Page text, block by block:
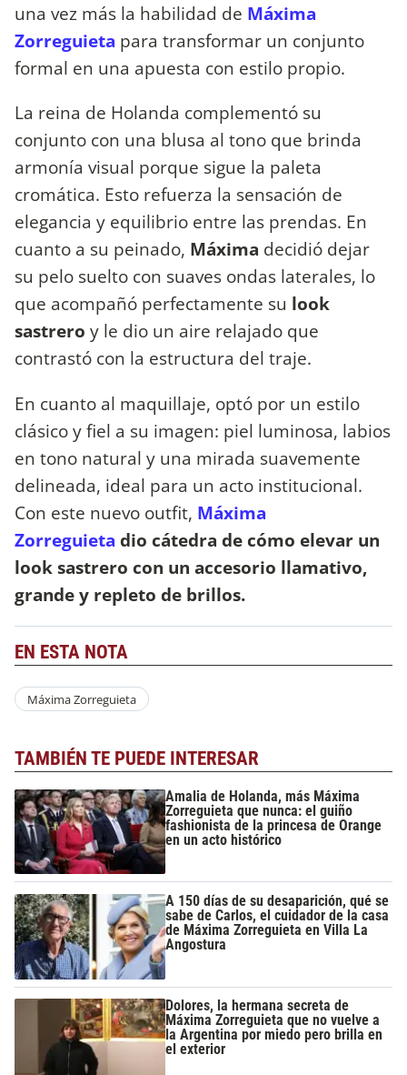
una vez más la habilidad de Máxima
Zorreguieta para transformar un conjunto
formal en una apuesta con estilo propio.
La reina de Holanda complementó su
conjunto con una blusa al tono que brinda
armonía visual porque sigue la paleta
cromática. Esto refuerza la sensación de
elegancia y equilibrio entre las prendas. En
cuanto a su peinado, Máxima decidió dejar
su pelo suelto con suaves ondas laterales, lo
que acompañó perfectamente su look
sastrero y le dio un aire relajado que
contrastó con la estructura del traje.
En cuanto al maquillaje, optó por un estilo
clásico y fiel a su imagen: piel luminosa, labios
en tono natural y una mirada suavemente
delineada, ideal para un acto institucional.
Con este nuevo outfit, Máxima
Zorreguieta dio cátedra de cómo elevar un
look sastrero con un accesorio llamativo,
grande y repleto de brillos.
EN ESTA NOTA
Máxima Zorreguieta
TAMBIÉN TE PUEDE INTERESAR
Amalia de Holanda, más Máxima
Zorreguieta que nunca: el guiño
fashionista de la princesa de Orange
en un acto histórico
A 150 días de su desaparición, qué se
sabe de Carlos, el cuidador de la casa
de Máxima Zorreguieta en Villa La
Angostura
Dolores, la hermana secreta de
Máxima Zorreguieta que no vuelve a
la Argentina por miedo pero brilla en
el exterior